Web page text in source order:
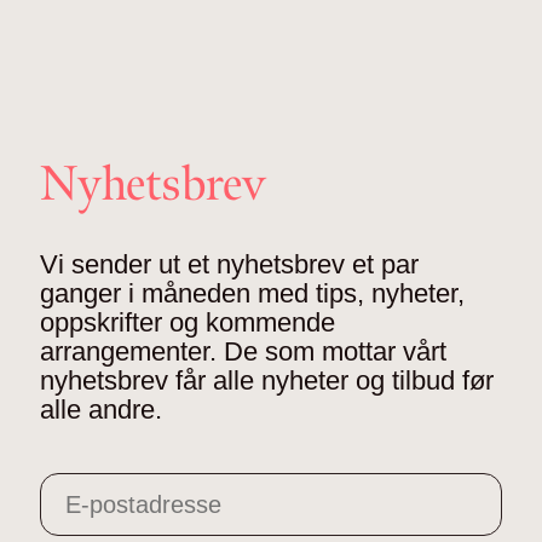
Nyhetsbrev
Vi sender ut et nyhetsbrev et par
ganger i måneden med tips, nyheter,
oppskrifter og kommende
arrangementer. De som mottar vårt
nyhetsbrev får alle nyheter og tilbud før
alle andre.